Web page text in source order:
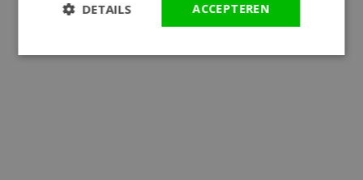
ACCEPTEREN
DETAILS